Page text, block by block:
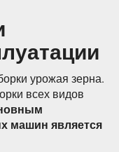
урожая зерна.
всех видов
машин является